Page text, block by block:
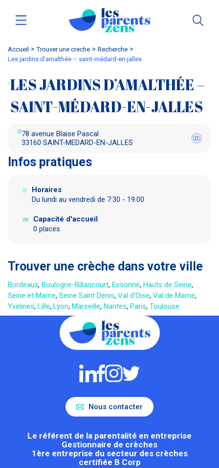
Accueil trouver une creche
Recherche
les jardins d’amalthée – saint-médard-en-jalles
LES JARDINS D’AMALTHÉE –
SAINT-MÉDARD-EN-JALLES
78 avenue Blaise Pascal
33160 SAINT-MEDARD-EN-JALLES
Infos pratiques
Horaires
Du lundi au vendredi de 7:30 - 19:00
Capacité d'accueil
0 places
Trouver une crèche dans votre ville
Bordeaux, Boulogne-Billancourt, Essonne, Hauts de Seine,
Seine et Marne, Seine Saint Denis, Val d'Oise, Val de Marne,
Yvelines, Lille, Lyon, Marseille, Nantes, Paris, Toulouse
Nous contacter
Le référent de la parentalité en entreprise
Gestionnaire de crèches
1ère entreprise du secteur des crèches
certifiée B Corp